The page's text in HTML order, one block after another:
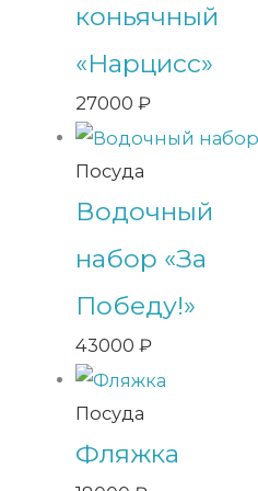
коньячный
«Нарцисс»
27000₽
Посуда
Водочный
набор «За
Победу!»
43000₽
Посуда
Фляжка